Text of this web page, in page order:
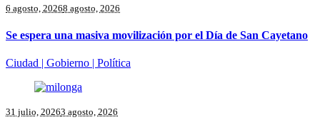
6 agosto, 20268 agosto, 2026
Se espera una masiva movilización por el Día de San Cayetano
Ciudad | Gobierno | Política
31 julio, 20263 agosto, 2026